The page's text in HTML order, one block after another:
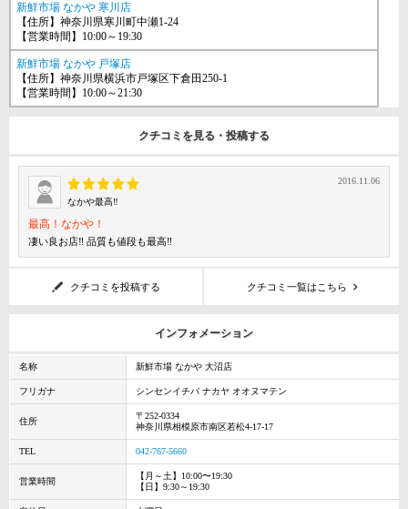
新鮮市場 なかや 寒川店
【住所】神奈川県寒川町中瀬1-24
【営業時間】10:00～19:30
新鮮市場 なかや 戸塚店
【住所】神奈川県横浜市戸塚区下倉田250-1
【営業時間】10:00～21:30
クチコミを見る・投稿する
2016.11.06
なかや最高‼️
最高！なかや！
凄い良お店‼️ 品質も値段も最高‼️
クチコミを投稿する クチコミ一覧はこちら
インフォメーション
名称 新鮮市場 なかや 大沼店
フリガナ シンセンイチバ ナカヤ オオヌマテン
住所
〒252-0334
神奈川県相模原市南区若松4-17-17
TEL 042-767-5660
営業時間
【月～土】10:00〜19:30
【日】9:30～19:30